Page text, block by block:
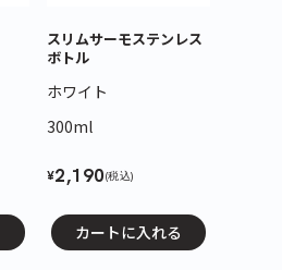
スリムサーモステンレス
ボトル
ホワイト
300ml
¥2,190(税込)
カートに入れる